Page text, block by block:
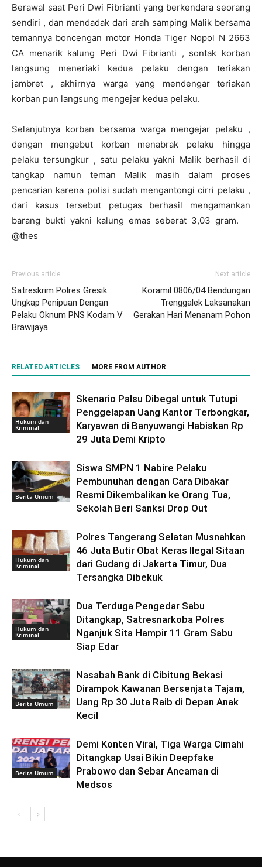
Berawal saat Peri Dwi Fibrianti yang berkendara seorang
sendiri , dan mendadak dari arah samping Malik bersama
temannya boncengan motor Honda Tiger Nopol N 2663
CA menarik kalung Peri Dwi Fibrianti , sontak korban
langsung meneriaki kedua pelaku dengan teriakan
jambret , akhirnya warga yang mendengar teriakan
korban pun langsung mengejar kedua pelaku.
Selanjutnya korban bersama warga mengejar pelaku ,
dengan mengebut korban menabrak pelaku hingga
pelaku tersungkur , satu pelaku yakni Malik berhasil di
tangkap namun teman Malik masih dalam proses
pencarian karena polisi sudah mengantongi cirri pelaku ,
dari kasus tersebut petugas berhasil mengamankan
barang bukti yakni kalung emas seberat 3,03 gram.
@thes
Previous article
Satreskrim Polres Gresik
Ungkap Penipuan Dengan
Pelaku Oknum PNS Kodam V
Brawijaya
Next article
Koramil 0806/04 Bendungan
Trenggalek Laksanakan
Gerakan Hari Menanam Pohon
RELATED ARTICLES MORE FROM AUTHOR
Hukum dan
Kriminal
Skenario Palsu Dibegal untuk Tutupi
Penggelapan Uang Kantor Terbongkar,
Karyawan di Banyuwangi Habiskan Rp
29 Juta Demi Kripto
Berita Umum
Siswa SMPN 1 Nabire Pelaku
Pembunuhan dengan Cara Dibakar
Resmi Dikembalikan ke Orang Tua,
Sekolah Beri Sanksi Drop Out
Hukum dan
Kriminal
Polres Tangerang Selatan Musnahkan
46 Juta Butir Obat Keras Ilegal Sitaan
dari Gudang di Jakarta Timur, Dua
Tersangka Dibekuk
Hukum dan
Kriminal
Dua Terduga Pengedar Sabu
Ditangkap, Satresnarkoba Polres
Nganjuk Sita Hampir 11 Gram Sabu
Siap Edar
Berita Umum
Nasabah Bank di Cibitung Bekasi
Dirampok Kawanan Bersenjata Tajam,
Uang Rp 30 Juta Raib di Depan Anak
Kecil
Berita Umum
Demi Konten Viral, Tiga Warga Cimahi
Ditangkap Usai Bikin Deepfake
Prabowo dan Sebar Ancaman di
Medsos